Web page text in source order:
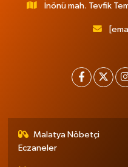
İnönü mah. Tevfik
Malatya Nöbetçi
Eczaneler